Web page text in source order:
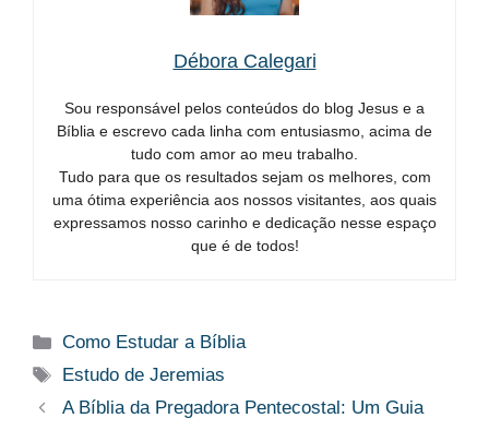
Débora Calegari
Sou responsável pelos conteúdos do blog Jesus e a
Bíblia e escrevo cada linha com entusiasmo, acima de
tudo com amor ao meu trabalho.
Tudo para que os resultados sejam os melhores, com
uma ótima experiência aos nossos visitantes, aos quais
expressamos nosso carinho e dedicação nesse espaço
que é de todos!
Categorias
Como Estudar a Bíblia
Tags
Estudo de Jeremias
A Bíblia da Pregadora Pentecostal: Um Guia